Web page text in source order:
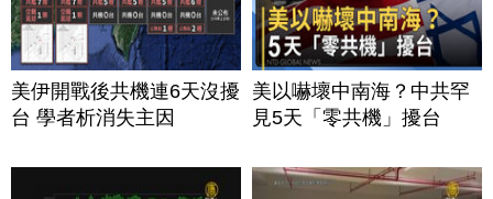
美伊開戰後共機連6天沒擾
台 學者析消失主因
美以嚇壞中南海？中共罕
見5天「零共機」擾台